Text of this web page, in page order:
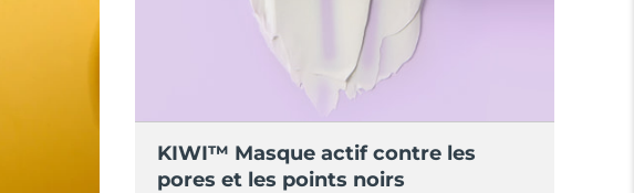
KIWI™ Masque actif contre les
pores et les points noirs